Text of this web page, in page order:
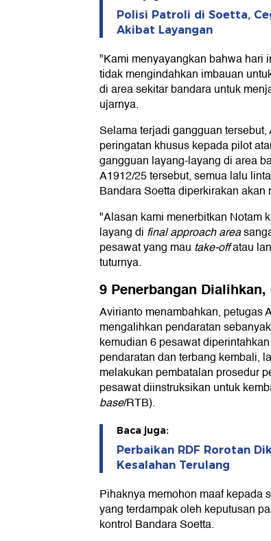
Polisi Patroli di Soetta,
Akibat Layangan
"Kami menyayangkan bahwa hari
tidak mengindahkan imbauan
di area sekitar bandara untuk
ujarnya.
Selama terjadi gangguan
peringatan khusus kepada pilot
gangguan layang-layang di area
A1912/25 tersebut, semua lalu
Bandara Soetta diperkirakan
"Alasan kami menerbitkan Notam
layang di final approach area
pesawat yang mau take-offatau
tuturnya.
9 Penerbangan
Avirianto menambahkan, petugas
mengalihkan pendaratan
kemudian 6 pesawat
pendaratan dan terbang kembali,
melakukan pembatalan prosedur
pesawat diinstruksikan untuk
base/RTB).
Baca juga:
Perbaikan RDF Rorotan
Kesalahan Terulang
Pihaknya memohon maaf kepada
yang terdampak oleh keputusan
kontrol Bandara Soetta.